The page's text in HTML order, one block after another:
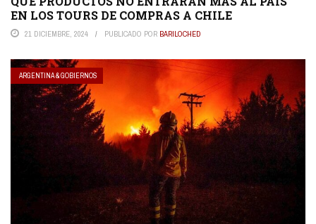
EN LOS TOURS DE COMPRAS A CHILE
21 DICIEMBRE, 2024 PUBLICADO POR BARILOCHED
ARGENTINA & GOBIERNOS